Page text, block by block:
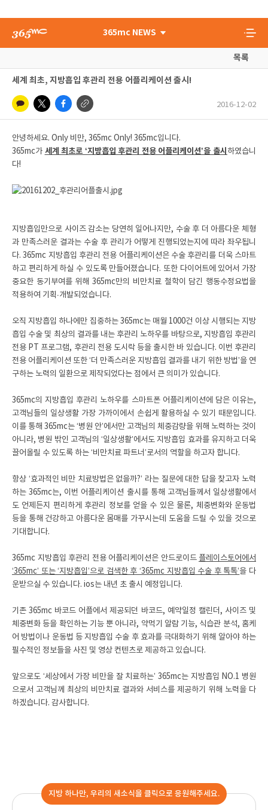
365mc NEWS
목록
세계 최초, 지방흡입 후관리 전용 어플리케이션 출시!
2016-12-02
안녕하세요. Only 비만, 365mc Only! 365mc입니다.
365mc가 세계 최초로 ‘지방흡입 후관리 전용 어플리케이션’을 출시 하였습니
다!
지방흡입만으로 사이즈 감소는 당연히 일어나지만, 수술 후 더 아름다운 체형
과 만족스러운 결과는 수술 후 관리가 어떻게 진행되었는지에 따라 좌우됩니
다. 365mc 지방흡입 후관리 전용 어플리케이션은 수술 후관리를 더욱 스마트
하고 편리하게 하실 수 있도록 만들어졌습니다. 또한 다이어트에 있어서 가장
중요한 동기부여를 위해 365mc만의 비만치료 철학이 담긴 행동수정요법을
적용하여 기획∙개발되었습니다.
오직 지방흡입 하나에만 집중하는 365mc는 매월 1000건 이상 시행되는 지방
흡입 수술 및 최상의 결과를 내는 후관리 노하우를 바탕으로, 지방흡입 후관리
전용 PT 프로그램, 후관리 전용 도시락 등을 출시한 바 있습니다. 이번 후관리
전용 어플리케이션 또한 ‘더 만족스러운 지방흡입 결과를 내기 위한 방법’을 연
구하는 노력의 일환으로 제작되었다는 점에서 큰 의미가 있습니다.
365mc의 지방흡입 후관리 노하우를 스마트폰 어플리케이션에 담은 이유는,
고객님들의 일상생활 가장 가까이에서 손쉽게 활용하실 수 있기 때문입니다.
이를 통해 365mc는 ‘병원 안’에서만 고객님의 체중감량을 위해 노력하는 것이
아니라, 병원 밖인 고객님의 ‘일상생활’에서도 지방흡입 효과를 유지하고 더욱
끌어올릴 수 있도록 하는 ‘비만치료 파트너’로서의 역할을 하고자 합니다.
항상 ‘효과적인 비만 치료방법은 없을까?’ 라는 질문에 대한 답을 찾고자 노력
하는 365mc는, 이번 어플리케이션 출시를 통해 고객님들께서 일상생활에서
도 언제든지 편리하게 후관리 정보를 얻을 수 있은 물론, 체중변화와 운동법
등을 통해 건강하고 아름다운 몸매를 가꾸시는데 도움을 드릴 수 있을 것으로
기대합니다.
365mc 지방흡입 후관리 전용 어플리케이션은 안드로이드 플레이스토어에서
‘365mc’ 또는 ‘지방흡입’으로 검색한 후 ‘365mc 지방흡입 수술 후 톡톡’을 다
운받으실 수 있습니다. ios는 내년 초 출시 예정입니다.
기존 365mc 바코드 어플에서 제공되던 바코드, 예약일정 캘린더, 사이즈 및
체중변화 등을 확인하는 기능 뿐 아니라, 약먹기 알람 기능, 식습관 분석, 홈케
어 방법이나 운동법 등 지방흡입 수술 후 효과를 극대화하기 위해 알아야 하는
필수적인 정보들을 사진 및 영상 컨텐츠로 제공하고 있습니다.
앞으로도 ‘세상에서 가장 비만을 잘 치료하는’ 365mc는 지방흡입 NO.1 병원
으로서 고객님께 최상의 비만치료 결과와 서비스를 제공하기 위해 노력을 다
하겠습니다. 감사합니다.
지방 하나만, 우리의 새소식을 클릭으로 응원해주세요.